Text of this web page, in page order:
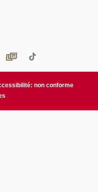
non conforme